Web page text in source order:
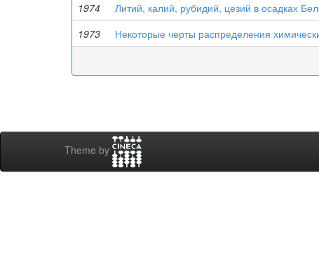
1974 Литий, калий, рубидий, цезий в осадках
1973
Некоторые черты распределения
Theme by